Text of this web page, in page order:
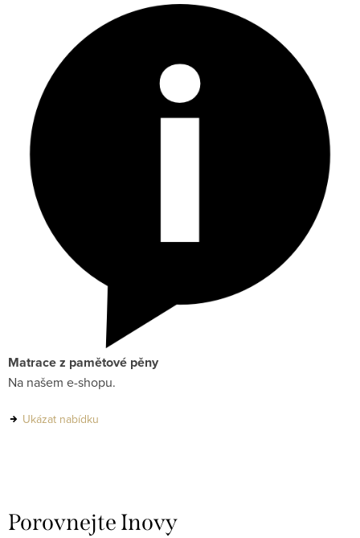
Matrace z pamětové pěny
Na našem e-shopu.
Ukázat nabídku
Porovnejte Inovy